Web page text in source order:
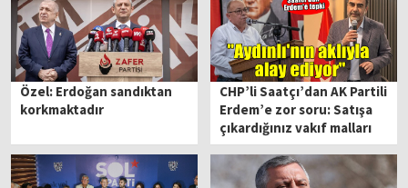
Özel: Erdoğan sandıktan
korkmaktadır
CHP’li Saatçı’dan AK Partili
Erdem’e zor soru: Satışa
çıkardığınız vakıf malları
ecdad mirası değil mi?